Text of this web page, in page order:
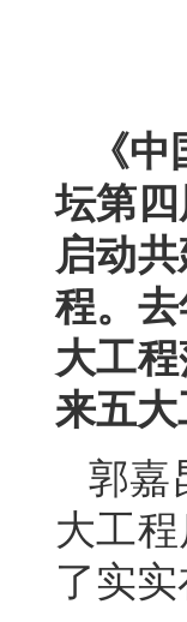
《
坛第
启动
程。
大工
来五
郭嘉
大工
了实实